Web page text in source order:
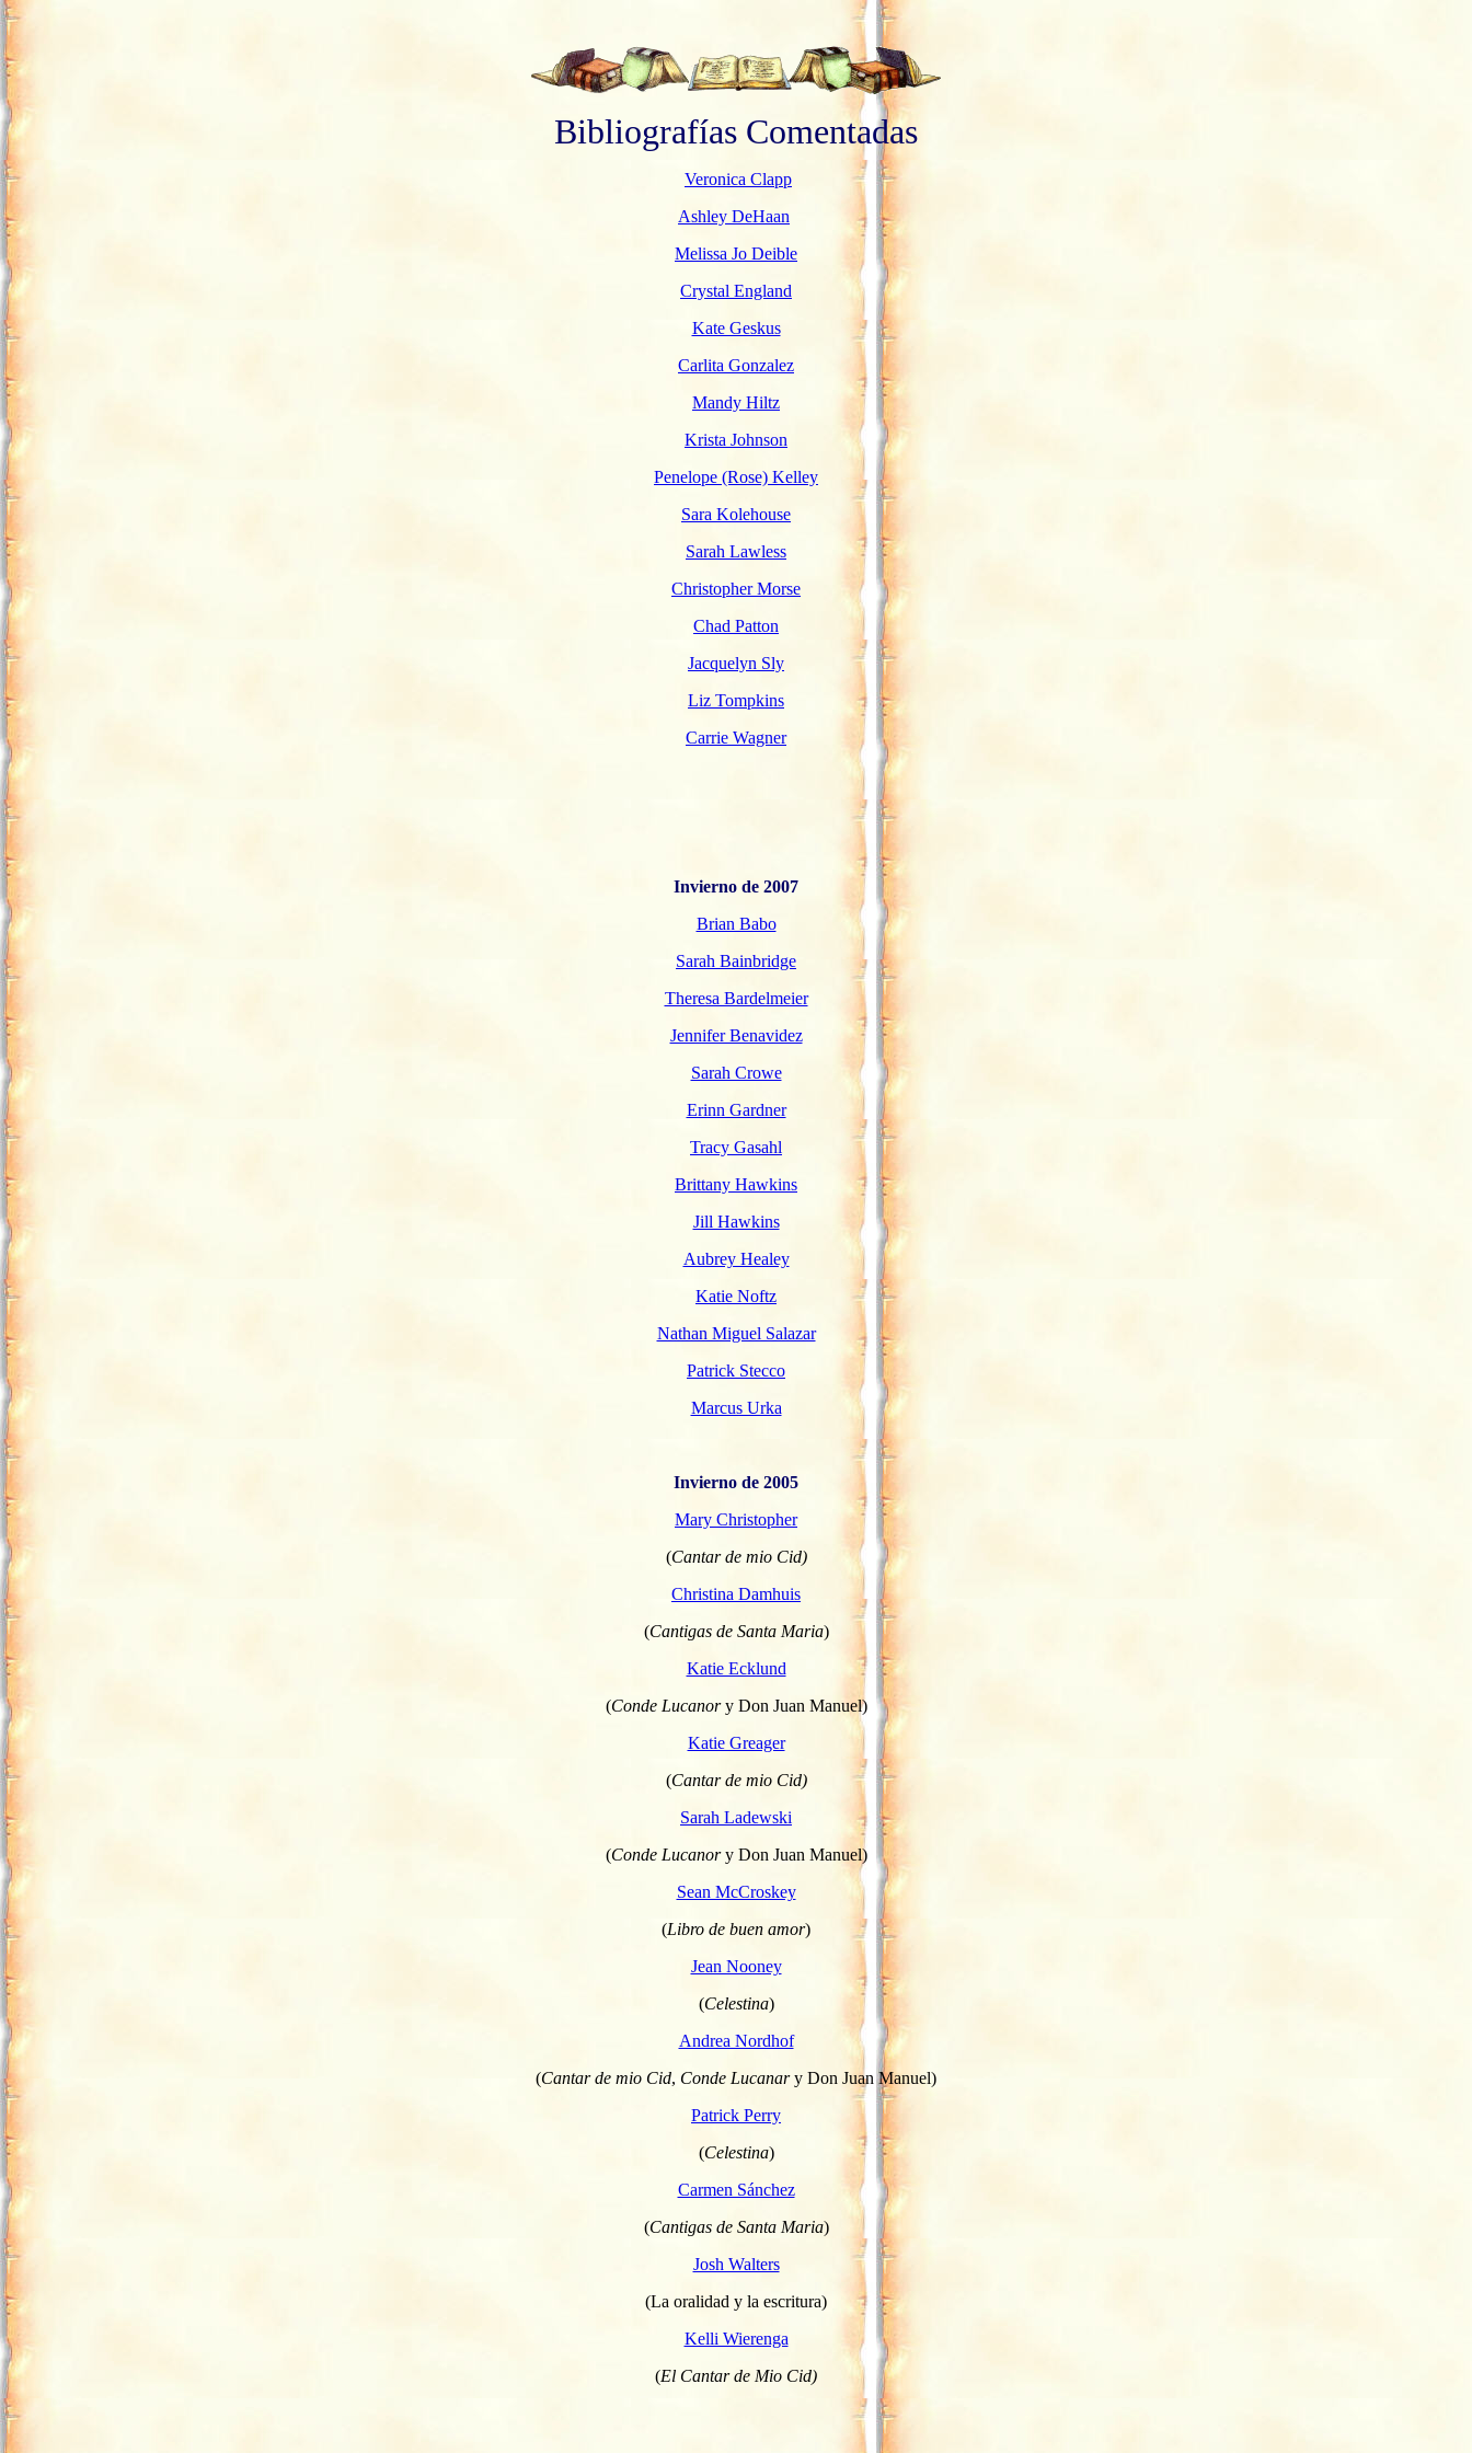
Bibliografías Comentadas
Veronica Clapp
Ashley DeHaan
Melissa Jo Deible
Crystal England
Kate Geskus
Carlita Gonzalez
Mandy Hiltz
Krista Johnson
Penelope (Rose) Kelley
Sara Kolehouse
Sarah Lawless
Christopher Morse
Chad Patton
Jacquelyn Sly
Liz Tompkins
Carrie Wagner
Invierno de 2007
Brian Babo
Sarah Bainbridge
Theresa Bardelmeier
Jennifer Benavidez
Sarah Crowe
Erinn Gardner
Tracy Gasahl
Brittany Hawkins
Jill Hawkins
Aubrey Healey
Katie Noftz
Nathan Miguel Salazar
Patrick Stecco
Marcus Urka
Invierno de 2005
Mary Christopher
(Cantar de mio Cid)
Christina Damhuis
(Cantigas de Santa Maria)
Katie Ecklund
(Conde Lucanory Don Juan Manuel)
Katie Greager
(Cantar de mio Cid)
Sarah Ladewski
(Conde Lucanory Don Juan Manuel)
Sean McCroskey
(Libro de buen amor)
Jean Nooney
(Celestina)
Andrea Nordhof
(Cantar de mio Cid, Conde Lucanary Don Juan Manuel)
Patrick Perry
(Celestina)
Carmen Sánchez
(Cantigas de Santa Maria)
Josh Walters
(La oralidad y la escritura)
Kelli Wierenga
(El Cantar de Mio Cid)